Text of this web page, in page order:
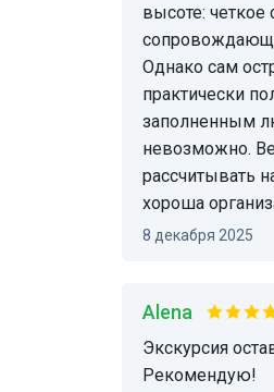
высоте: четкое
Однако сам
практически
заполненным
невозможно.
рассчитывать
хороша
8 декабря 2025
Alena
Экскурсия оставила много приятных воспоминаний! Роман и Степан молодцы!
Рекомендую!